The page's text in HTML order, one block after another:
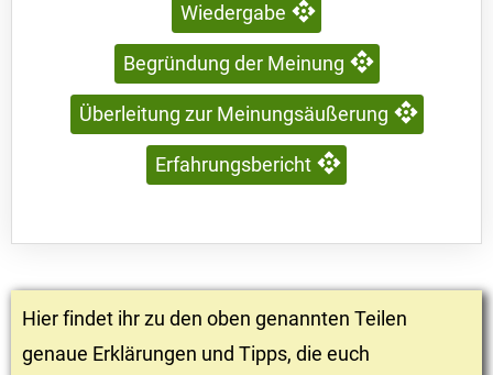
Wiedergabe
Begründung der Meinung
Überleitung zur Meinungsäußerung
Erfahrungsbericht
Hier findet ihr zu den oben genannten Teilen
genaue Erklärungen und Tipps, die euch